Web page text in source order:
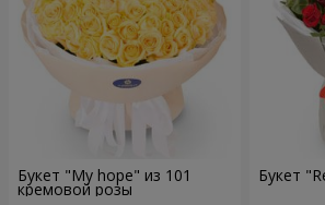
Букет "My hope" из 101
кремовой розы
Букет